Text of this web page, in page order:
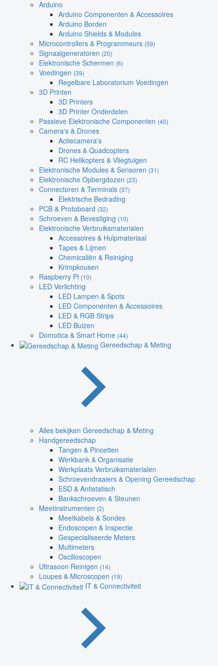
Arduino
Arduino Componenten & Accessoires
Arduino Borden
Arduino Shields & Modules
Microcontrollers & Programmeurs (59)
Signaalgeneratoren (20)
Elektronische Schermen (6)
Voedingen (39)
Regelbare Laboratorium Voedingen
3D Printen
3D Printers
3D Printer Onderdelen
Passieve Elektronische Componenten (40)
Camera's & Drones
Actiecamera's
Drones & Quadcopters
RC Helikopters & Vliegtuigen
Elektronische Modules & Sensoren (31)
Elektronische Opbergdozen (23)
Connectoren & Terminals (37)
Elektrische Bedrading
PCB & Protoboard (32)
Schroeven & Bevestiging (10)
Elektronische Verbruiksmaterialen
Accessoires & Hulpmateriaal
Tapes & Lijmen
Chemicaliën & Reiniging
Krimpkousen
Raspberry Pi (10)
LED Verlichting
LED Lampen & Spots
LED Componenten & Accessoires
LED & RGB Strips
LED Buizen
Domotica & Smart Home (44)
Gereedschap & Meting
Alles bekijken Gereedschap & Meting
Handgereedschap
Tangen & Pincetten
Werkbank & Organisatie
Werkplaats Verbruiksmaterialen
Schroevendraaiers & Opening Gereedschap
ESD & Antistatisch
Bankschroeven & Steunen
Meetinstrumenten (2)
Meetkabels & Sondes
Endoscopen & Inspectie
Gespecialiseerde Meters
Multimeters
Oscilloscopen
Ultrasoon Reinigen (14)
Loupes & Microscopen (19)
IT & Connectiviteit